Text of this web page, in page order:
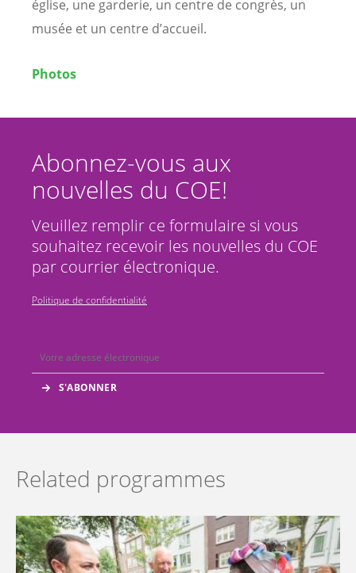
église, une garderie, un centre de congrès, un
musée et un centre d’accueil.
Photos
Abonnez-vous aux
nouvelles du COE!
Veuillez remplir ce formulaire si vous
souhaitez recevoir les nouvelles du COE
par courrier électronique.
Politique de confidentialité
Related programmes